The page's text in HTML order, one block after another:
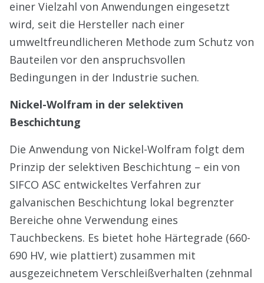
einer Vielzahl von Anwendungen eingesetzt
wird, seit die Hersteller nach einer
umweltfreundlicheren Methode zum Schutz von
Bauteilen vor den anspruchsvollen
Bedingungen in der Industrie suchen.
Nickel-Wolfram in der selektiven
Beschichtung
Die Anwendung von Nickel-Wolfram folgt dem
Prinzip der selektiven Beschichtung – ein von
SIFCO ASC entwickeltes Verfahren zur
galvanischen Beschichtung lokal begrenzter
Bereiche ohne Verwendung eines
Tauchbeckens. Es bietet hohe Härtegrade (660-
690 HV, wie plattiert) zusammen mit
ausgezeichnetem Verschleißverhalten (zehnmal